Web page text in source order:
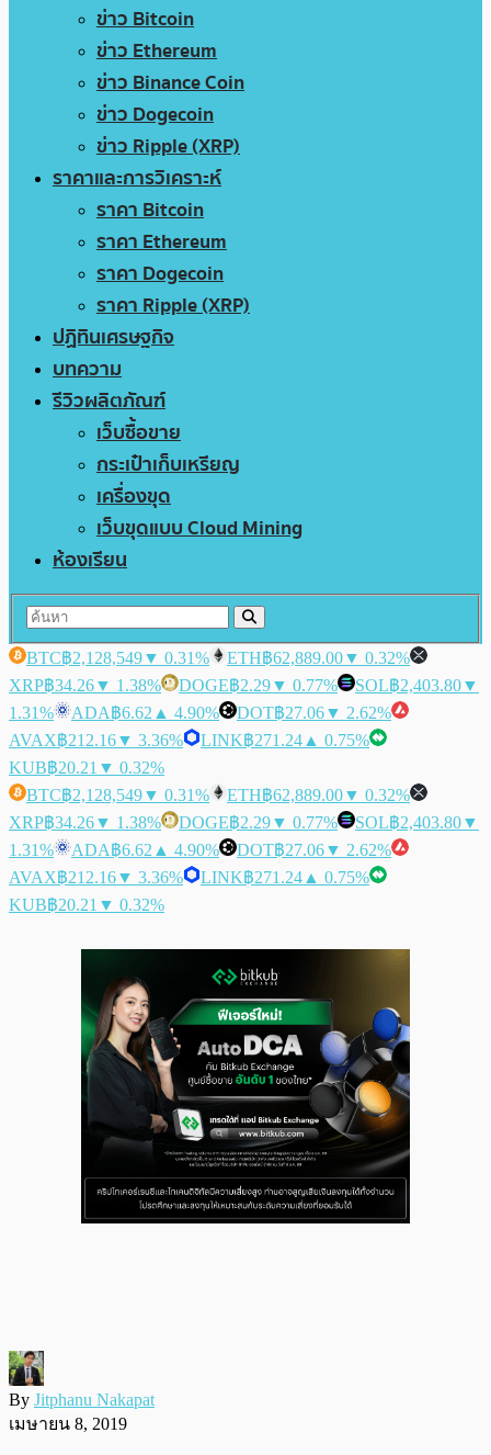
ข่าว Bitcoin
ข่าว Ethereum
ข่าว Binance Coin
ข่าว Dogecoin
ข่าว Ripple (XRP)
ราคาและการวิเคราะห์
ราคา Bitcoin
ราคา Ethereum
ราคา Dogecoin
ราคา Ripple (XRP)
ปฏิทินเศรษฐกิจ
บทความ
รีวิวผลิตภัณฑ์
เว็บซื้อขาย
กระเป๋าเก็บเหรียญ
เครื่องขุด
เว็บขุดแบบ Cloud Mining
ห้องเรียน
BTC฿2,128,549▼ 0.31% ETH฿62,889.00▼ 0.32%
XRP฿34.26▼ 1.38% DOGE฿2.29▼ 0.77% SOL฿2,403.80▼
1.31%
ADA฿6.62 ▲ 4.90% DOT฿27.06▼ 2.62%
AVAX฿212.16▼ 3.36% LINK฿271.24 ▲ 0.75%
KUB฿20.21 ▼ 0.32%
BTC฿2,128,549▼ 0.31% ETH฿62,889.00▼ 0.32%
XRP฿34.26▼ 1.38% DOGE฿2.29▼ 0.77% SOL฿2,403.80▼
1.31%
ADA฿6.62 ▲ 4.90% DOT฿27.06▼ 2.62%
AVAX฿212.16▼ 3.36% LINK฿271.24 ▲ 0.75%
KUB฿20.21 ▼ 0.32%
By Jitphanu Nakapat
เมษายน 8, 2019